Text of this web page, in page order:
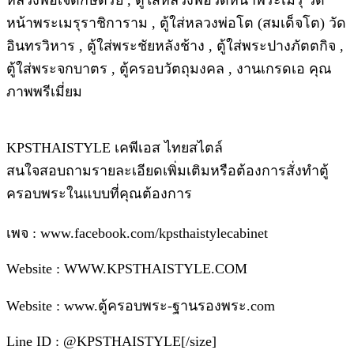
หน้าพระเมรุราชิการาม , ตู้ใส่หลวงพ่อโต (สมเด็จโต) วัด
อินทรวิหาร , ตู้ใส่พระชัยหลังช้าง , ตู้ใส่พระปางภัตตกิจ ,
ตู้ใส่พระจกบาตร , ตู้ครอบวัตถุมงคล , งานเกรดเอ คุณ
ภาพพรีเมี่ยม
KPSTHAISTYLE เคพีเอส ไทยสไตล์
สนใจสอบถามรายละเอียดเพิ่มเติมหรือต้องการสั่งทำตู้
ครอบพระในแบบที่คุณต้องการ
เพจ : www.facebook.com/kpsthaistylecabinet
Website : WWW.KPSTHAISTYLE.COM
Website : www.ตู้ครอบพระ-ฐานรองพระ.com
Line ID : @KPSTHAISTYLE[/size]